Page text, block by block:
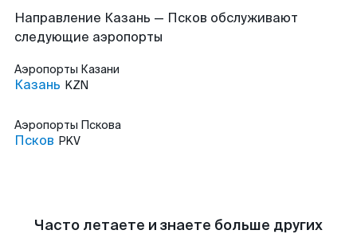
Направление Казань — Псков обслуживают
следующие аэропорты
Аэропорты Казани
Казань KZN
Аэропорты Пскова
Псков PKV
Часто летаете и знаете больше других